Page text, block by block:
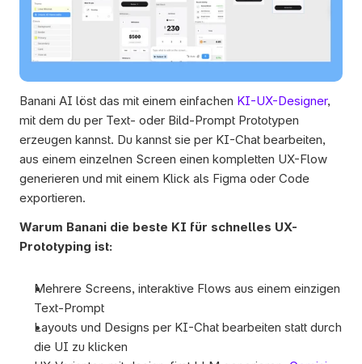
Banani AI löst das mit einem einfachen KI-UX-Designer,
mit dem du per Text- oder Bild-Prompt Prototypen
erzeugen kannst. Du kannst sie per KI-Chat bearbeiten,
aus einem einzelnen Screen einen kompletten UX-Flow
generieren und mit einem Klick als Figma oder Code
exportieren.
Warum Banani die beste KI für schnelles UX-
Prototyping ist:
Mehrere Screens, interaktive Flows aus einem einzigen
Text-Prompt
Layouts und Designs per KI-Chat bearbeiten statt durch
die UI zu klicken